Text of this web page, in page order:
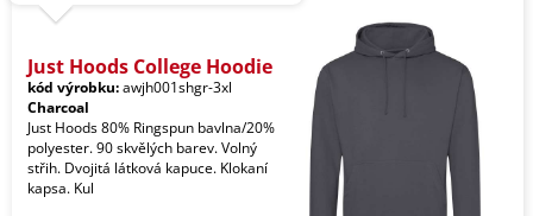
Just Hoods College Hoodie
kód výrobku:awjh001shgr-3xl
Charcoal
Just Hoods 80% Ringspun bavlna/20%
polyester. 90 skvělých barev. Volný
střih. Dvojitá látková kapuce. Klokaní
kapsa. Kul